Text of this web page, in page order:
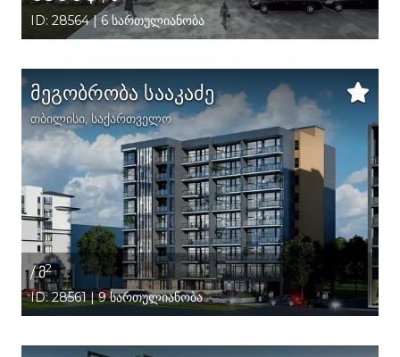
ID: 28564 | 6 სართულიანობა
მეგობრობა სააკაძე
თბილისი,საქართველო
/ მ2
ID: 28561 | 9 სართულიანობა